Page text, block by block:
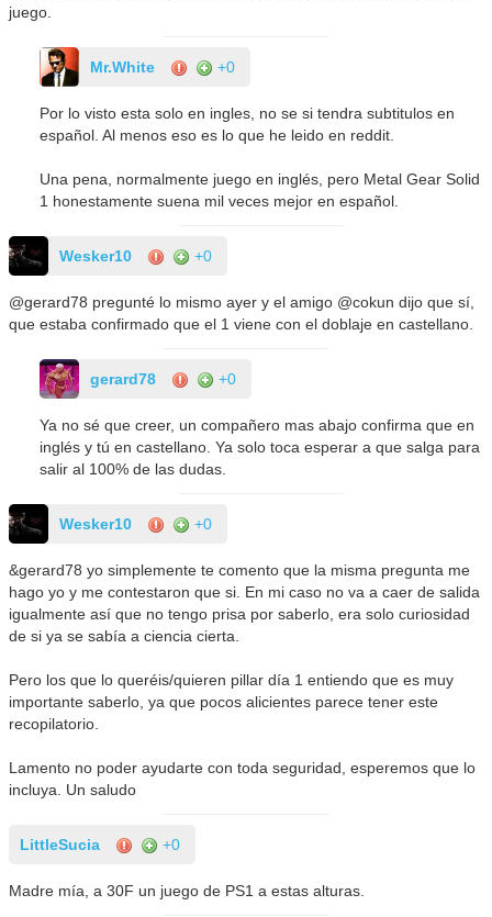
juego.
Mr.White +0
Por lo visto esta solo en ingles, no se si tendra subtitulos en
español. Al menos eso es lo que he leido en reddit.
Una pena, normalmente juego en inglés, pero Metal Gear Solid
1 honestamente suena mil veces mejor en español.
Wesker10 +0
@gerard78 pregunté lo mismo ayer y el amigo @cokun dijo que sí,
que estaba confirmado que el 1 viene con el doblaje en castellano.
gerard78 +0
Ya no sé que creer, un compañero mas abajo confirma que en
inglés y tú en castellano. Ya solo toca esperar a que salga para
salir al 100% de las dudas.
Wesker10 +0
&gerard78 yo simplemente te comento que la misma pregunta me
hago yo y me contestaron que si. En mi caso no va a caer de salida
igualmente así que no tengo prisa por saberlo, era solo curiosidad
de si ya se sabía a ciencia cierta.
Pero los que lo queréis/quieren pillar día 1 entiendo que es muy
importante saberlo, ya que pocos alicientes parece tener este
recopilatorio.
Lamento no poder ayudarte con toda seguridad, esperemos que lo
incluya. Un saludo
LittleSucia +0
Madre mía, a 30F un juego de PS1 a estas alturas.